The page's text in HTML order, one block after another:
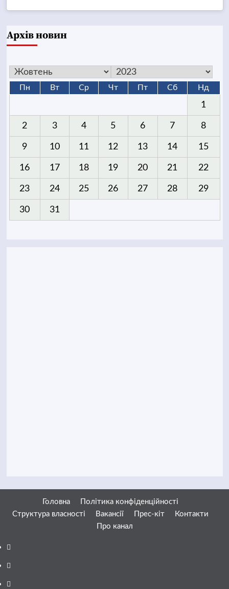
Архів новин
Пн Вт Ср Чт Пт Сб Нд
1
2 3 4 5 6 7 8
9 10 11 12 13 14 15
16 17 18 19 20 21 22
23 24 25 26 27 28 29
30 31
Головна
Політика конфіденційності
Структура власності
Вакансії Прес-кіт
Контакти
Про канал
Facebook
YouTube
Telegram